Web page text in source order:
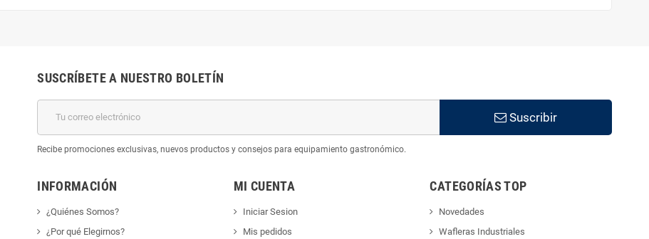
SUSCRÍBETE A NUESTRO BOLETÍN
Suscribir
Recibe promociones exclusivas, nuevos productos y consejos para equipamiento gastronómico.
INFORMACIÓN
¿Quiénes Somos?
¿Por qué Elegirnos?
MI CUENTA
Iniciar Sesion
Mis pedidos
CATEGORÍAS TOP
Novedades
Wafleras Industriales